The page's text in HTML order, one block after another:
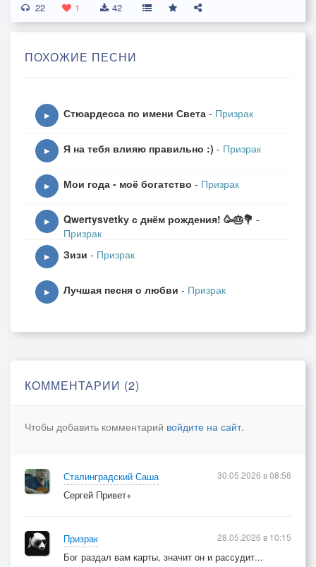
22 1 42
ПОХОЖИЕ ПЕСНИ
▶ Стюардесса по имени Света - Призрак
▶ Я на тебя влияю правильно :) - Призрак
▶ Мои года - моё богатство - Призрак
▶ Qwertysvetkу с днём рождения! 🥳🎂💐 -
Призрак
▶ Зизи - Призрак
▶ Лучшая песня о любви - Призрак
КОММЕНТАРИИ (2)
Чтобы добавить комментарий войдите на сайт.
Сталинградский Саша
Сергей Привет+
30.05.2026 в 08:56
Призрак
Бог раздал вам карты, значит он и рассудит...
28.05.2026 в 10:15